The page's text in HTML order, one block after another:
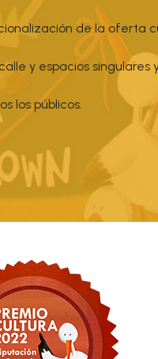
de la oferta
y espacios singulares
los públicos.